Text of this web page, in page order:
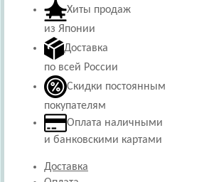
Хиты продаж
из Японии
Доставка
по всей России
Скидки постоянным
покупателям
Оплата наличными
и банковскими картами
Доставка